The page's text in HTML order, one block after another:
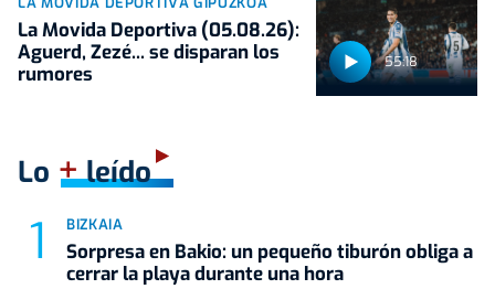
55:18
La Movida Deportiva (05.08.26):
Aguerd, Zezé... se disparan los
rumores
Lo +leído
BIZKAIA
Sorpresa en Bakio: un pequeño tiburón obliga a
cerrar la playa durante una hora